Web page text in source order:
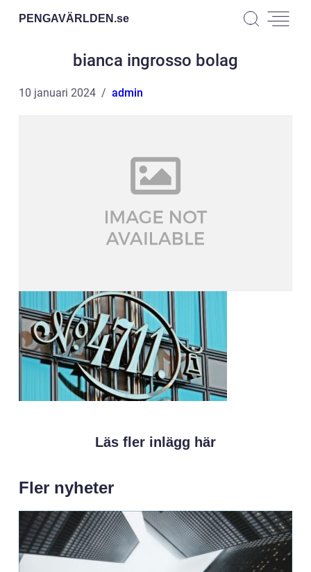
PENGAVÄRLDEN.se
bianca ingrosso bolag
10 januari 2024 admin
Läs fler inlägg här
Fler nyheter